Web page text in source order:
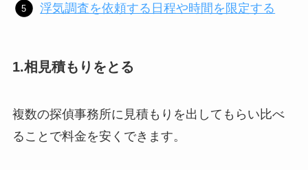
浮気調査を依頼する日程や時間を限定する
1.相見積もりをとる
複数の探偵事務所に見積もりを出してもらい比べ
ることで料金を安くできます。